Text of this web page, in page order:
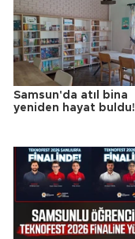
Samsun'da atıl bina
yeniden hayat buldu!